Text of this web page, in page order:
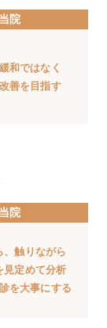
当院
和ではなく
善を目指す
当院
、触りながら
見定めて分析
を大事にする